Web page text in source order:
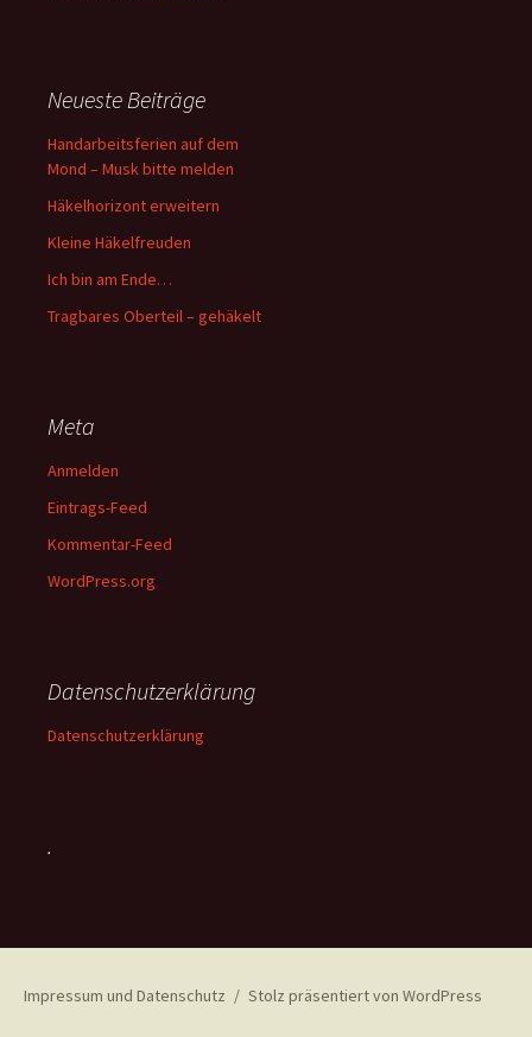
Neueste Beiträge
Handarbeitsferien auf dem
Mond – Musk bitte melden
Häkelhorizont erweitern
Kleine Häkelfreuden
Ich bin am Ende…
Tragbares Oberteil – gehäkelt
Meta
Anmelden
Eintrags-Feed
Kommentar-Feed
WordPress.org
Datenschutzerklärung
Datenschutzerklärung
.
Impressum und Datenschutz Stolz präsentiert von WordPress